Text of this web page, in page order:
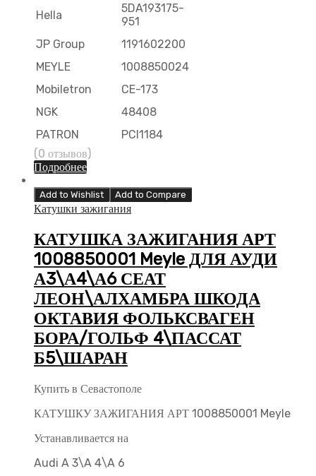
Hella
5DA193175-
951
JP Group
1191602200
MEYLE
1008850024
Mobiletron
CE-173
NGK
48408
PATRON
PCI1184
(0 отзывов)
Подробнее
Add to Wishlist Add to Compare
Катушки зажигания
КАТУШКА ЗАЖИГАНИЯ АРТ
1008850001 Meyle ДЛЯ АУДИ
А3\А4\А6 СЕАТ
ЛЕОН\АЛХАМБРА ШКОДА
ОКТАВИЯ ФОЛЬКСВАГЕН
БОРА/ГОЛЬФ 4\ПАССАТ
Б5\ШАРАН
Купить в Севастополе
КАТУШКУ ЗАЖИГАНИЯ АРТ 1008850001 Meyle
Устанавливается на
Audi A 3\A 4\A 6